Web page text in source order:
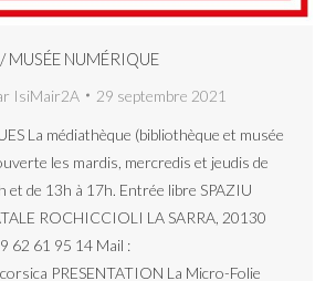
NUMÉRIQUE
IsiMair2A 29 septembre 2021
La médiathèque (bibliothèque et musée
les mardis, mercredis et jeudis de
et de 13h à 17h. Entrée libre SPAZIU
ROCHICCIOLI LA SARRA, 20130
62 61 95 14 Mail :
PRESENTATION La Micro-Folie